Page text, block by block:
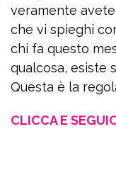
veramente
che vi spieghi
chi fa questo
qualcosa, esiste
Questa è la
CLICCA E